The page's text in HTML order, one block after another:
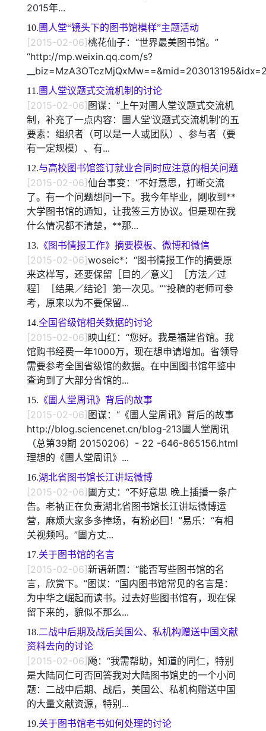
2015年...
10. 圕人堂“镜头下的图书馆模样”主题活动
[2015-02-06]桃花仙子：“世界最美图书馆。”
“http://mp.weixin.qq.com/s?
11. 圕人堂议题式交流机制的讨论
[2015-02-06]图谋：“上午对圕人堂议题式交流机
制，补充了一点内容：圕人堂‘议题式交流机制’的五
要素：组织者（可以是一人或团队）、参与者（要
有一定规模）、有...
12.与高校图书馆签订就业合同时应注意的相关问题
[2015-02-06]仙台事变：“不好意思，打断交流
了。有一个问题想问一下。我今年毕业，刚收到**
大学图书馆的通知，让我签三方协议。但是现在我
什么情况都不清楚，**那...
13. 《图书情报工作》摘要模板、微博和微信
[2015-02-06]woseic*：“图书情报工作的摘要原
来这样写，还要保留［目的／意义］［方法／过
程］［结果／结论］第一次见。”“投稿的老师可参
考，原来以为不要保留...
14.全国省级馆相关数据的讨论
[2015-02-06]映山红：“您好。我是福建省馆。我
馆购书经费一年1000万，现在想申请增加。省领导
需要参考全国省级馆的数据。在中国图书馆年鉴中
查询到了大部分省馆的...
15. 《圕人堂周讯》背后的故事
[2015-02-06]图谋：“《圕人堂周讯》背后的故事
http://blog.sciencenet.cn/blog-213圕人堂周讯
（总第39期 20150206）- 22 -646-865156.html
理想的《圕人堂周讯》...
16.湖北省图书馆长江讲坛微博
[2015-02-06]圕方丈：“不好意思 晚上插播一条广
告。老衲正在负责湖北省图书馆长江讲坛微博运
营，麻烦大家多多捧场，有粉必回！”易乐：“有相
关视频吗。”圕方丈...
17.关于图书馆的名言
[2015-02-06]新语新圆：“能否写些图书馆的名
言，欣赏下。”图谋：“国内图书馆常见的名言是：
为中华之崛起而读书。过去好些图书馆有，现在保
留下来的，貌似不那么...
18.二战中后期及战后美国公、私机构赠送中国文献
资料去向的讨论
[2015-02-06]飏：“我需帮助，知道的同仁，特别
是大陆同仁可否回答我对大陆图书馆史的一个小问
题：二战中后期、战后，美国公、私机构赠送中国
的大量文献资源，特别...
19.关于图书馆老书如何处理的讨论